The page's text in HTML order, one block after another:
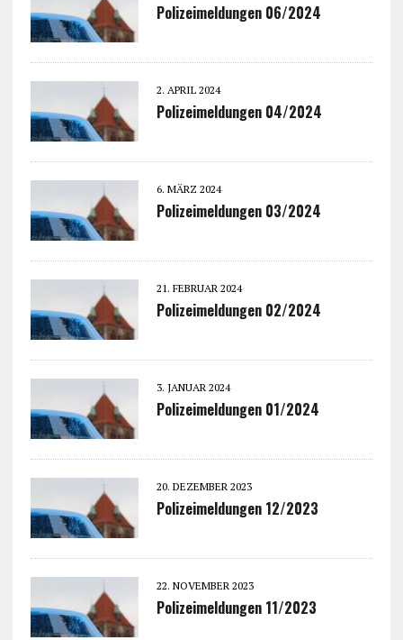
Polizeimeldungen 06/2024
2. APRIL 2024
Polizeimeldungen 04/2024
6. MÄRZ 2024
Polizeimeldungen 03/2024
21. FEBRUAR 2024
Polizeimeldungen 02/2024
3. JANUAR 2024
Polizeimeldungen 01/2024
20. DEZEMBER 2023
Polizeimeldungen 12/2023
22. NOVEMBER 2023
Polizeimeldungen 11/2023